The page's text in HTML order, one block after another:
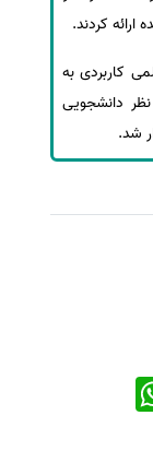
کردند.
کاربردی به
دانشجویی
شد.